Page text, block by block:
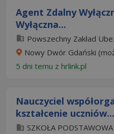
Agent Zdalny
Wyłączna...
Powszechny Zakład
Nowy Dwór Gdański
5 dni temu z hrlink.pl
Nauczyciel
kształcenie uczniów...
SZKOŁA